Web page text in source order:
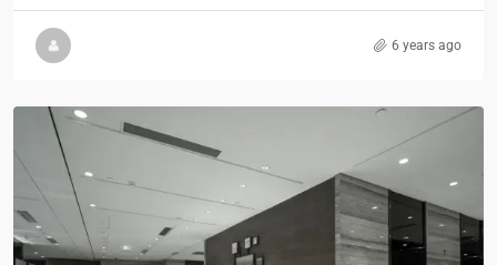
6 years ago